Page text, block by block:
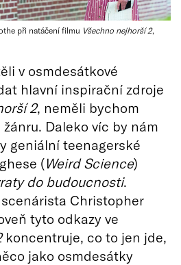
při natáčení filmu Všechno nejhorší 2,
v osmdesátkové
hlavní inspirační zdroje
2, neměli bychom
Daleko víc by nám
geniální teenagerské
(Weird Science)
do budoucnosti.
Christopher
tyto odkazy ve
koncentruje, co to jen jde,
jako osmdesátky